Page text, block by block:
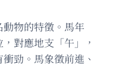
物的特徵。馬年
對應地支「午」，
勁。馬象徵前進、